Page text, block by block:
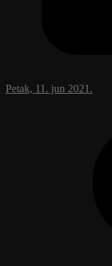
Petak, 11. jun 2021.